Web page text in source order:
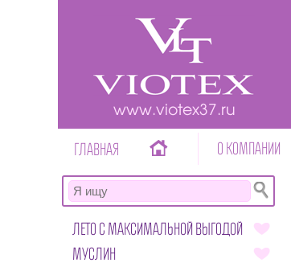
www.viotex37.ru
ГЛАВНАЯ О КОМПАНИИ
ЛЕТО С МАКСИМАЛЬНОЙ ВЫГОДОЙ
МУСЛИН